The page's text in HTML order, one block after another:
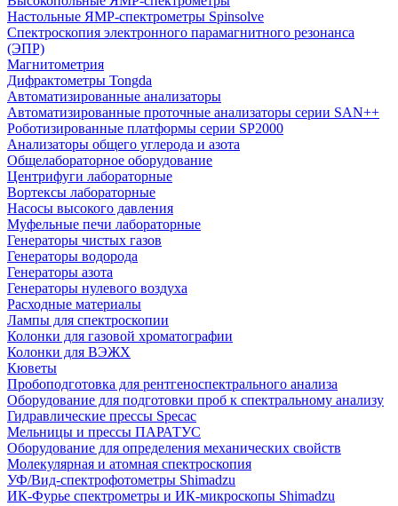
Настольные ЯМР‑спектрометры Spinsolve
Спектроскопия электронного парамагнитного резонанса
(ЭПР)
Магнитометрия
Дифрактометры Tongda
Автоматизированные анализаторы
Автоматизированные проточные анализаторы серии SAN++
Роботизированные платформы серии SP2000
Анализаторы общего углерода и азота
Общелабораторное оборудование
Центрифуги лабораторные
Вортексы лабораторные
Насосы высокого давления
Муфельные печи лабораторные
Генераторы чистых газов
Генераторы водорода
Генераторы азота
Генераторы нулевого воздуха
Расходные материалы
Лампы для спектроскопии
Колонки для газовой хроматографии
Колонки для ВЭЖХ
Кюветы
Пробоподготовка для рентгеноспектрального анализа
Оборудование для подготовки проб к спектральному анализу
Гидравлические прессы Specac
Мельницы и прессы ПАРАТУС
Оборудование для определения механических свойств
Молекулярная и атомная спектроскопия
УФ/Вид-спектрофотометры Shimadzu
ИК-Фурье спектрометры и ИК-микроскопы Shimadzu